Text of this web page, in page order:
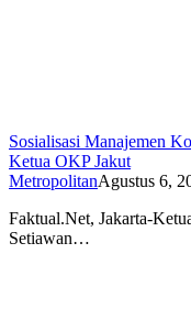
Sosialisasi Manajemen
Ketua OKP Jakut
MetropolitanAgustus 6,
Faktual.Net, Jakarta-
Setiawan…